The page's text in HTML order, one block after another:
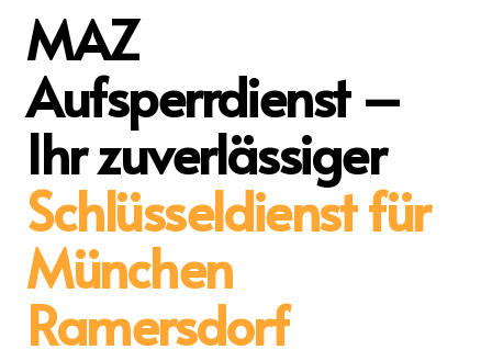
MAZ
Aufsperrdienst –
Ihr zuverlässiger
Schlüsseldienst für
München
Ramersdorf